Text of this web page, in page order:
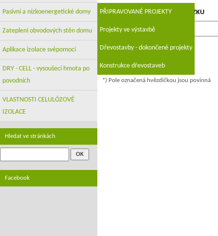
PROSÍM, PŘEPIŠTE TEXT Z OBRÁZKU
*) Pole označená hvězdičkou jsou povinná
Pasivní a nízkoenergetické domy PŘIPRAVOVANÉ PROJEKTY
Projekty ve výstavbě
Dřevostavby - dokončené projekty
Konstrukce dřevostaveb
Zateplení obvodových stěn domu
Aplikace izolace svépomocí
DRY - CELL - vysoušecí hmota po
povodních
VLASTNOSTI CELULÓZOVÉ
IZOLACE
Hledat ve stránkách
Facebook